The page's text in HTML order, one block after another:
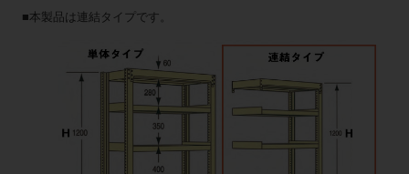
■本製品は連結タイプです。